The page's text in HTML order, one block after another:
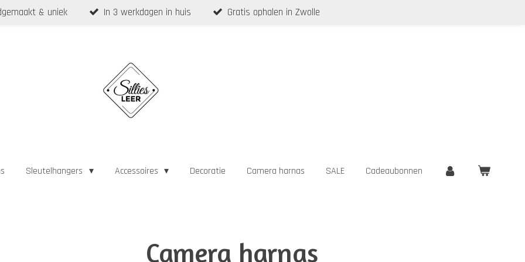
& uniek In 3 werkdagen in huis Gratis ophalen in Zwolle
Sleutelhangers Accessoires Decoratie Camera harnas SALE Cadeaubonnen
Camera harnas